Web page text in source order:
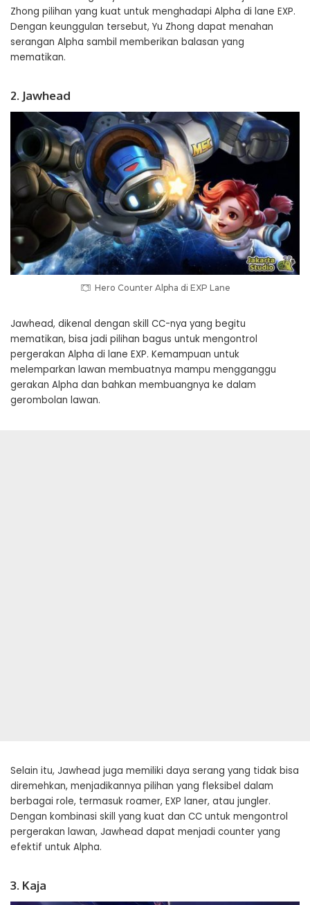
Zhong pilihan yang kuat untuk menghadapi Alpha di lane EXP.
Dengan keunggulan tersebut, Yu Zhong dapat menahan
serangan Alpha sambil memberikan balasan yang
mematikan.
2. Jawhead
Hero Counter Alpha di EXP Lane
Jawhead, dikenal dengan skill CC-nya yang begitu
mematikan, bisa jadi pilihan bagus untuk mengontrol
pergerakan Alpha di lane EXP. Kemampuan untuk
melemparkan lawan membuatnya mampu mengganggu
gerakan Alpha dan bahkan membuangnya ke dalam
gerombolan lawan.
Selain itu, Jawhead juga memiliki daya serang yang tidak bisa
diremehkan, menjadikannya pilihan yang fleksibel dalam
berbagai role, termasuk roamer, EXP laner, atau jungler.
Dengan kombinasi skill yang kuat dan CC untuk mengontrol
pergerakan lawan, Jawhead dapat menjadi counter yang
efektif untuk Alpha.
3. Kaja